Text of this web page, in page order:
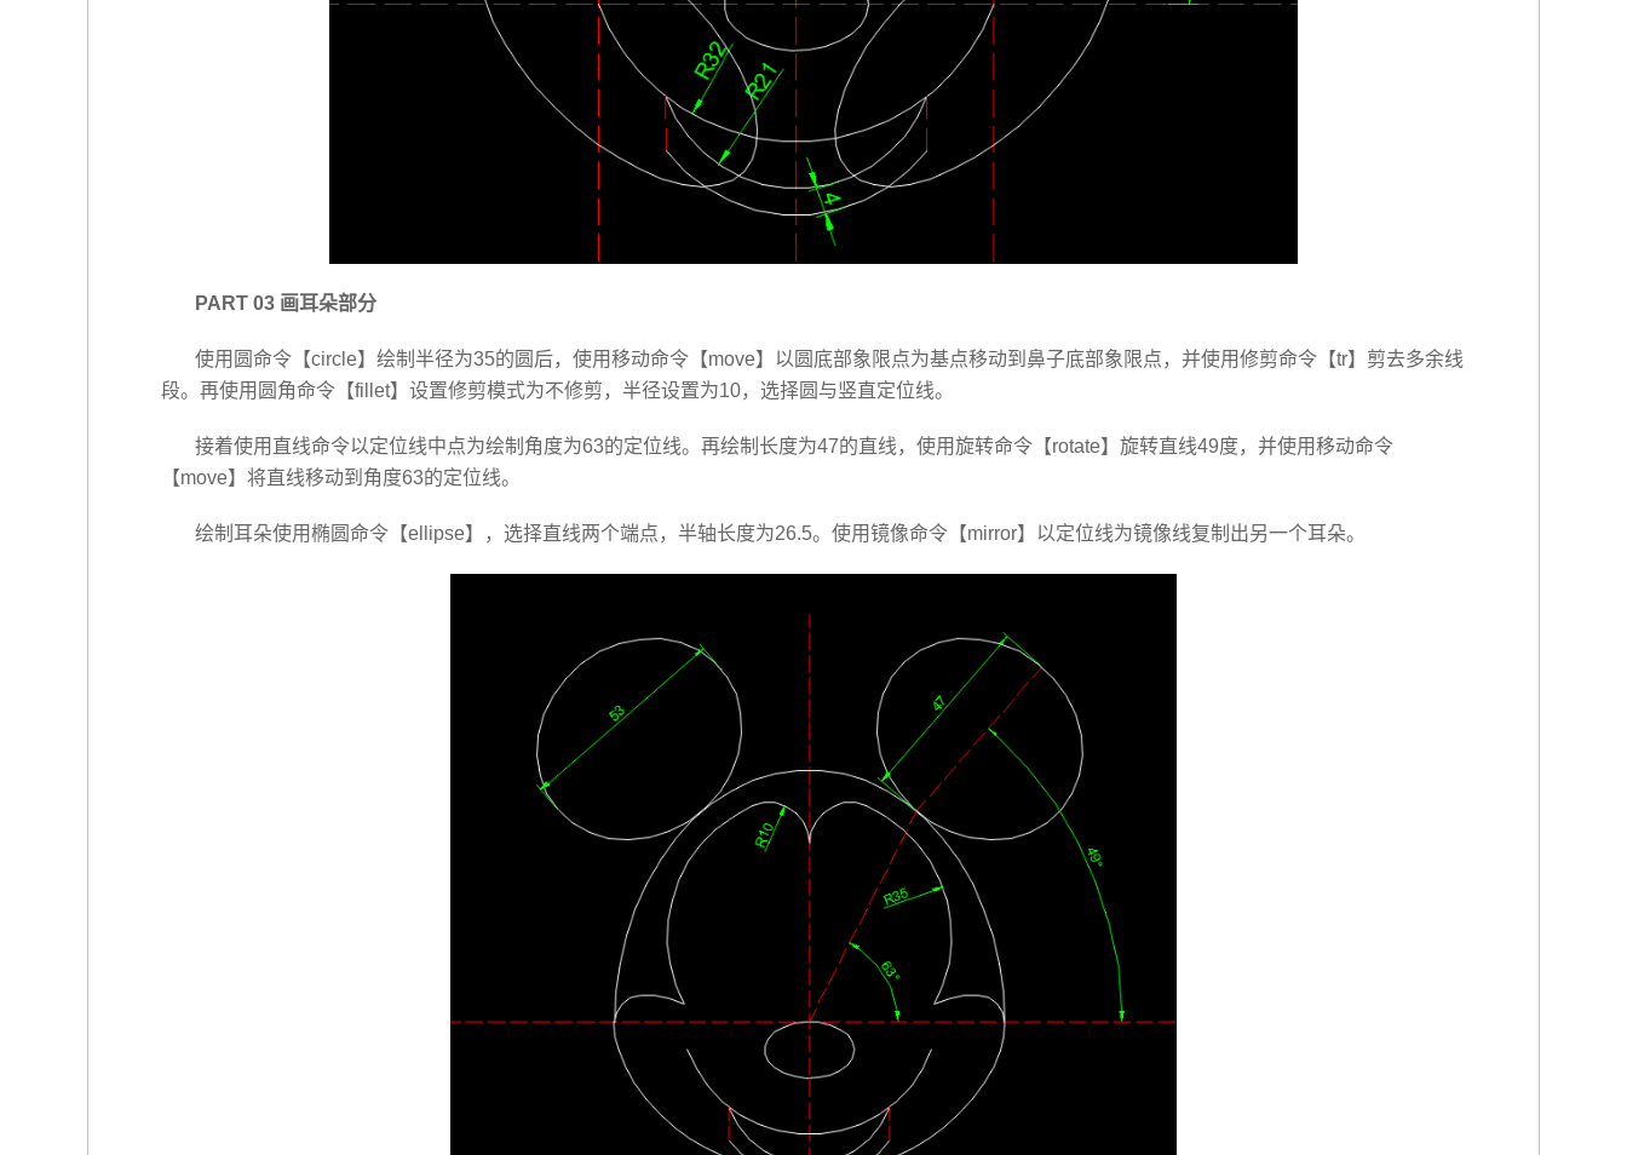
PART 03 画耳朵部分
使用圆命令【circle】绘制半径为35的圆后，使用移动命令【move】以圆底部象限点为基点移动到鼻子底部象限点，并使用修剪命令【tr】剪去多余线
段。再使用圆角命令【fillet】设置修剪模式为不修剪，半径设置为10，选择圆与竖直定位线。
接着使用直线命令以定位线中点为绘制角度为63的定位线。再绘制长度为47的直线，使用旋转命令【rotate】旋转直线49度，并使用移动命令
【move】将直线移动到角度63的定位线。
绘制耳朵使用椭圆命令【ellipse】，选择直线两个端点，半轴长度为26.5。使用镜像命令【mirror】以定位线为镜像线复制出另一个耳朵。